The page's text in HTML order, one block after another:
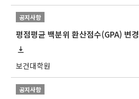
공지사항
평점평균 백분위 환산점수(GPA) 변경
보건대학원
공지사항